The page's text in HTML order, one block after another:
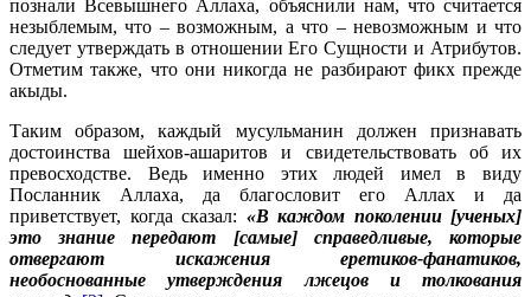
познали Всевышнего Аллаха, объяснили нам, что считается
незыблемым, что – возможным, а что – невозможным и что
следует утверждать в отношении Его Сущности и Атрибутов.
Отметим также, что они никогда не разбирают фикх прежде
акыды.
Таким образом, каждый мусульманин должен признавать
достоинства шейхов-ашаритов и свидетельствовать об их
превосходстве. Ведь именно этих людей имел в виду
Посланник Аллаха, да благословит его Аллах и да
приветствует, когда сказал: «В каждом поколении [ученых]
это знание передают [самые] справедливые, которые
отвергают искажения еретиков-фанатиков,
необоснованные утверждения лжецов и толкования